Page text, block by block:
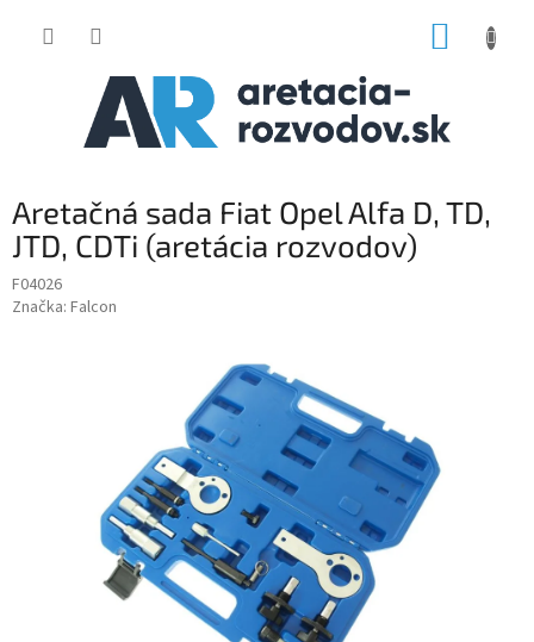
Aretačná sada Fiat Opel Alfa D, TD,
JTD, CDTi (aretácia rozvodov)
F04026
Značka: Falcon